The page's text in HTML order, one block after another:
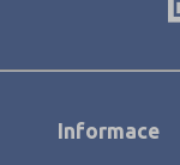
Informace